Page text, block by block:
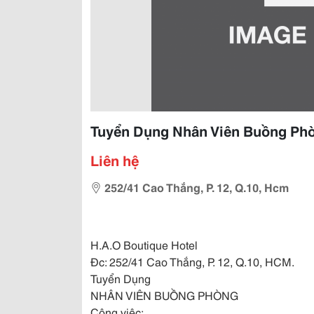
Tuyển Dụng Nhân Viên Buồng
Liên hệ
252/41 Cao Thắng, P. 12, Q.10, Hcm
H.A.O Boutique Hotel
Đc: 252/41 Cao Thắng, P. 12, Q.10, HCM.
Tuyển Dụng
NHÂN VIÊN BUỒNG PHÒNG